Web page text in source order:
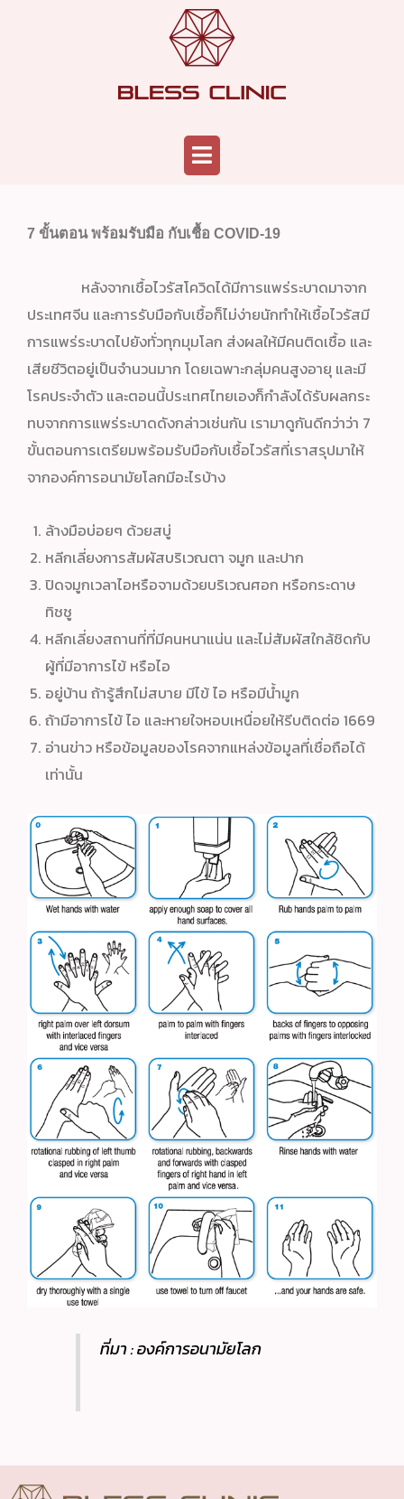
Menu
7 ขั้นตอน พร้อมรับมือ กับเชื้อ COVID-19
หลังจากเชื้อไวรัสโควิดได้มีการแพร่ระบาดมาจาก
ประเทศจีน และการรับมือกับเชื้อก็ไม่ง่ายนักทำให้เชื้อไวรัสมี
การแพร่ระบาดไปยังทั่วทุกมุมโลก ส่งผลให้มีคนติดเชื้อ และ
เสียชีวิตอยู่เป็นจำนวนมาก โดยเฉพาะกลุ่มคนสูงอายุ และมี
โรคประจำตัว และตอนนี้ประเทศไทยเองก็กำลังได้รับผลกระ
ทบจากการแพร่ระบาดดังกล่าวเช่นกัน เรามาดูกันดีกว่าว่า 7
ขั้นตอนการเตรียมพร้อมรับมือกับเชื้อไวรัสที่เราสรุปมาให้
จากองค์การอนามัยโลกมีอะไรบ้าง
ล้างมือบ่อยๆ ด้วยสบู่
หลีกเลี่ยงการสัมผัสบริเวณตา จมูก และปาก
ปิดจมูกเวลาไอหรือจามด้วยบริเวณศอก หรือกระดาษ
ทิชชู
หลีกเลี่ยงสถานที่ที่มีคนหนาแน่น และไม่สัมผัสใกล้ชิดกับ
ผู้ที่มีอาการไข้ หรือไอ
อยู่บ้าน ถ้ารู้สึกไม่สบาย มีไข้ ไอ หรือมีน้ำมูก
ถ้ามีอาการไข้ ไอ และหายใจหอบเหนื่อยให้รีบติดต่อ 1669
อ่านข่าว หรือข้อมูลของโรคจากแหล่งข้อมูลที่เชื่อถือได้
เท่านั้น
ที่มา : องค์การอนามัยโลก